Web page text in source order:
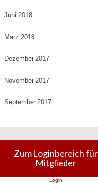
Juni 2018
März 2018
Dezember 2017
November 2017
September 2017
Zum Loginbereich für
Mitglieder
Login